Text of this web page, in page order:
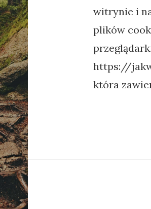
witrynie i
plików
https://
która